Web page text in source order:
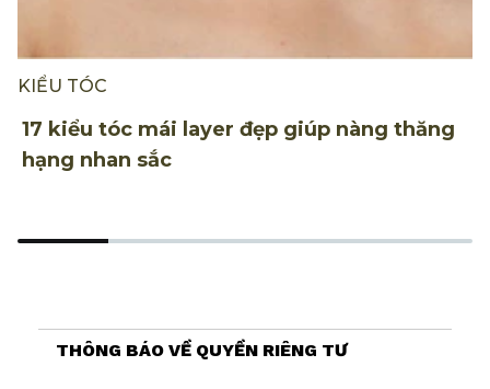
KIỂU TÓC
17 kiểu tóc mái layer đẹp giúp nàng thăng
hạng nhan sắc
THÔNG BÁO VỀ QUYỀN RIÊNG TƯ